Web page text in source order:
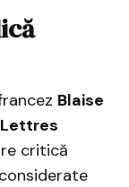
Blaise
critică